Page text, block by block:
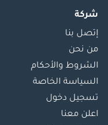
شركة
إتصل بنا
من نحن
الشروط والأحكام
السياسة الخاصة
تسجيل دخول
اعلن معنا